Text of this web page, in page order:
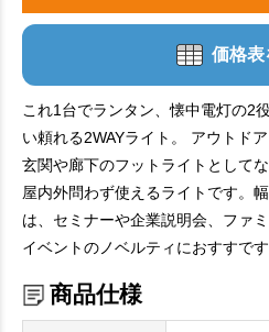
価格表
これ1台でランタン、懐中電灯の2
い頼れる2WAYライト。 アウトド
玄関や廊下のフットライトとして
屋内外問わず使えるライトです。
は、セミナーや企業説明会、ファ
イベントのノベルティにおすすです
商品仕様